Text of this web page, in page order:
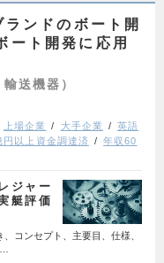
ンドのボート開
ト開発に応用
送機器）
上場企業 大手企業
英語
円以上資金調達済
年収60
ジャー
艇評価
コンセプト、主要目、仕様、